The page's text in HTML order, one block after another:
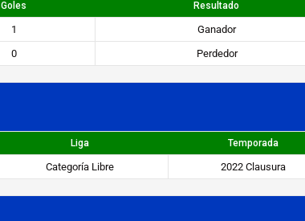
Goles Resultado
1
Ganador
0 Perdedor
Liga Temporada
Categoría Libre 2022 Clausura